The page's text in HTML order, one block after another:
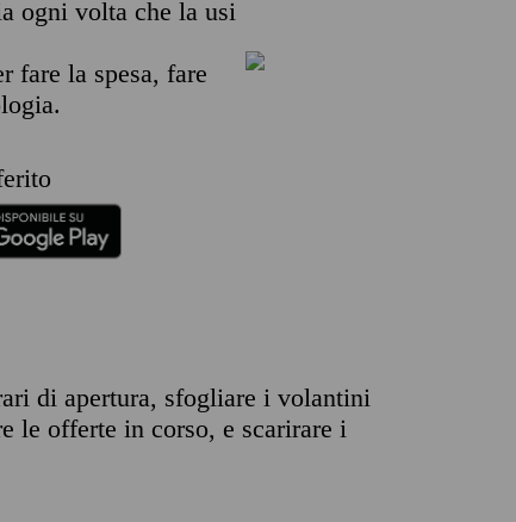
ogni volta che la usi
fare la spesa, fare
di apertura, sfogliare i volantini
le offerte in corso, e scarirare i